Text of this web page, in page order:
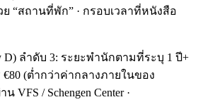
“สถานที่พัก” · กรอบเวลาที่หนังสือ
D) ลำดับ 3: ระยะพำนักตามที่ระบุ 1 ปี+
(ต่ำกว่าค่ากลางภายในของ
VFS / Schengen Center ·